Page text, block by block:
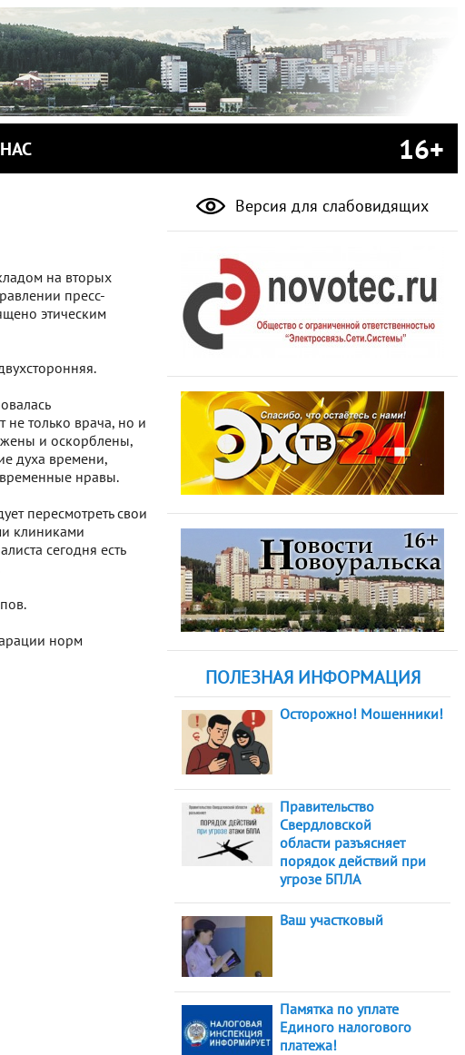
16+
на вторых
пресс-
этическим
не только врача, но и
и оскорблены,
духа времени,
нравы.
пересмотреть свои
клиниками
сегодня есть
норм
Версия для слабовидящих
ПОЛЕЗНАЯ ИНФОРМАЦИЯ
Осторожно! Мошенники!
Правительство
Свердловской
области разъясняет
порядок действий при
угрозе БПЛА
Ваш участковый
Памятка по уплате
Единого налогового
платежа!